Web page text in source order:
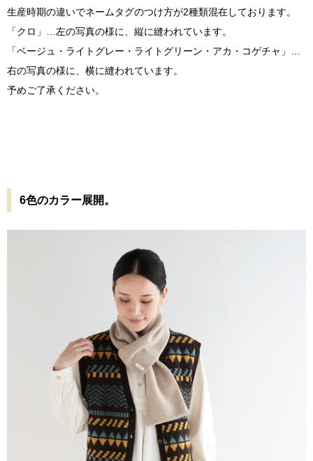
生産時期の違いでネームタグのつけ方が2種類混在しております。
「クロ」…左の写真の様に、縦に縫われています。
「ベージュ・ライトグレー・ライトグリーン・アカ・コゲチャ」…
右の写真の様に、横に縫われています。
予めご了承ください。
6色のカラー展開。